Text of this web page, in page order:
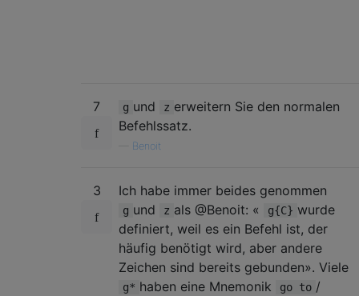
7 g und z erweitern Sie den normalen
Befehlssatz.
Benoit
3 Ich habe immer beides genommen
g und z als @Benoit: « g{C} wurde
definiert, weil es ein Befehl ist, der
häufig benötigt wird, aber andere
Zeichen sind bereits gebunden». Viele
g* haben eine Mnemonik go to /